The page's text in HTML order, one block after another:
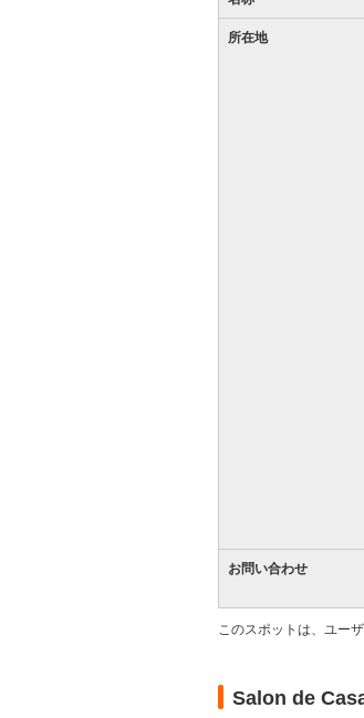
所在地
お問い合わせ
このスポットは、ユー
Salon de